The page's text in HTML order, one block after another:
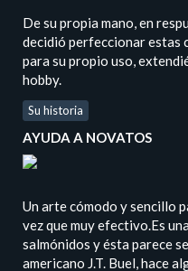
De su propia mano, en
decidió perfeccionar estas
para su propio uso,
hobby.
Su historia
AYUDA A NOVATOS
Un arte cómodo y sencillo
vez que muy efectivo.Es
salmónidos y ésta parece
americano J.T. Buel, hace